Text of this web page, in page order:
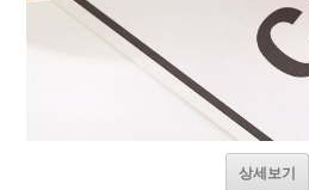
상세보기